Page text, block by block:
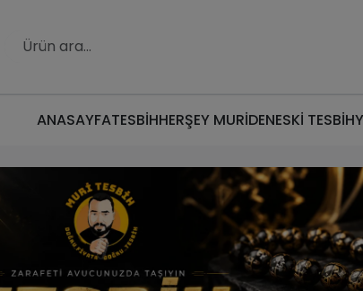
ANASAYFATESBİHHERŞEY MURİDENESKİ TESBİH
Tesbih | Doğru